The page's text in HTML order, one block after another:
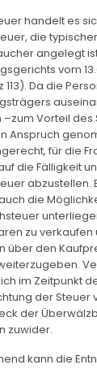
handelt es
die
angelegt
vom
113). Da die
Vorteil des
Anspruch
für die
die Fälligkeit
abzustellen.
die
zu verkaufen
über den
im Zeitpunkt
der Steuer
der
zuwider.
kann die